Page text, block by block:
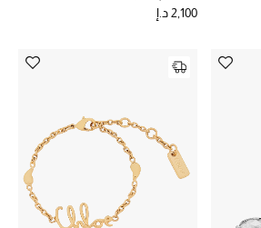
2,100 د.إ